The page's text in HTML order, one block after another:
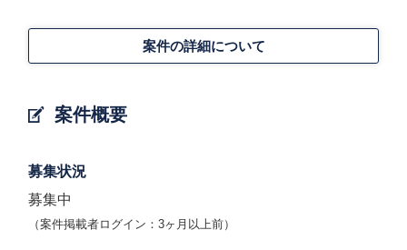
案件概要
案件の詳細について
募集状況
募集中
（案件掲載者ログイン：3ヶ月以上前）